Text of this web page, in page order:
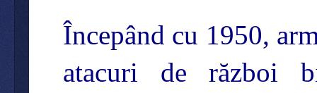
Începând cu 1950,
atacuri de război